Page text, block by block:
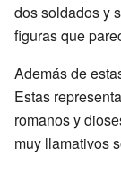
dos soldados y
figuras que
Además de
Estas
romanos y
muy llamativos